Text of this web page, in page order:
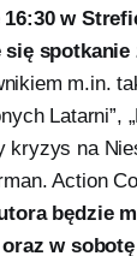
w
spotkanie
m.in.
Latarni”,
kryzys na
Action
będzie
w